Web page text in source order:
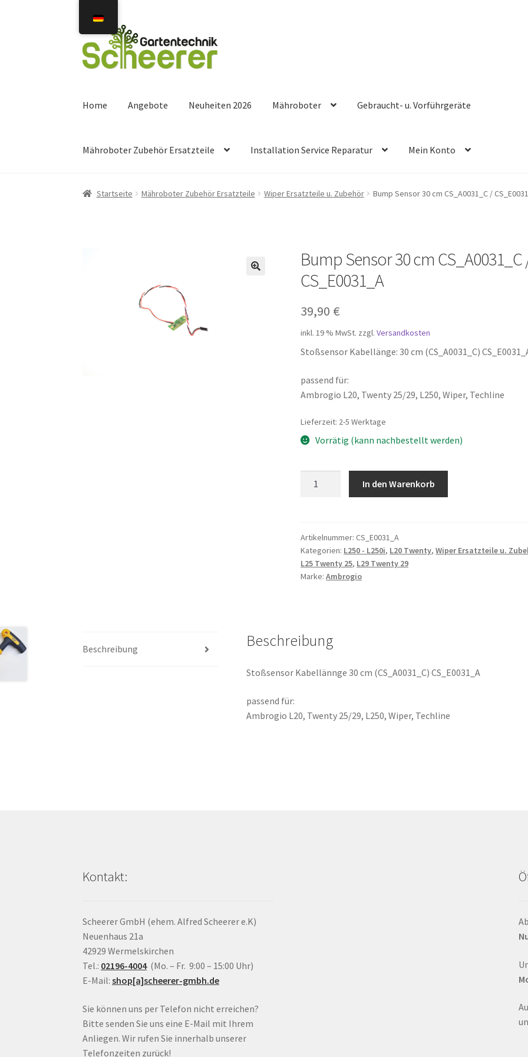
Navigation
springen
Inhalt
springen
Home Angebote Neuheiten 2026 Mähroboter Gebraucht- u. Vorführgeräte
Mähroboter Zubehör Ersatzteile Installation Service Reparatur Mein Konto
Startseite Mähroboter Zubehör Ersatzteile Wiper Ersatzteile u. Zubehör Bump Sensor 30 cm CS_A0031_C /
Bump Sensor 30 cm CS_A0031_C
CS_E0031_A
39,90 €
inkl. 19 % MwSt. zzgl.Versandkosten
Stoßsensor Kabellänge: 30 cm (CS_A0031_C)
passend für:
Ambrogio L20, Twenty 25/29, L250, Wiper, Techline
Lieferzeit: 2-5 Werktage
Vorrätig (kann nachbestellt werden)
CS_A0031_C
/
CS_E0031_A
Menge
In den Warenkorb
Artikelnummer:CS_E0031_A
Kategorien: L250 - L250i, L20 Twenty,Wiper Ersatzteile u.
L25 Twenty 25, L29 Twenty 29
Marke:Ambrogio
Beschreibung Beschreibung
Stoßsensor Kabellännge 30 cm (CS_A0031_C) CS_E0031_A
passend für:
Ambrogio L20, Twenty 25/29, L250, Wiper, Techline
Kontakt:
Scheerer GmbH (ehem. Alfred Scheerer e.K)
Neuenhaus 21a
42929 Wermelskirchen
Tel.: 02196-4004(Mo. – Fr. 9:00 – 15:00 Uhr)
E-Mail:shop[a]scheerer-gmbh.de
Sie können uns per Telefon nicht erreichen?
Bitte senden Sie uns eine E-Mail mit Ihrem
Anliegen. Wir rufen Sie innerhalb unserer
Telefonzeiten zurück!